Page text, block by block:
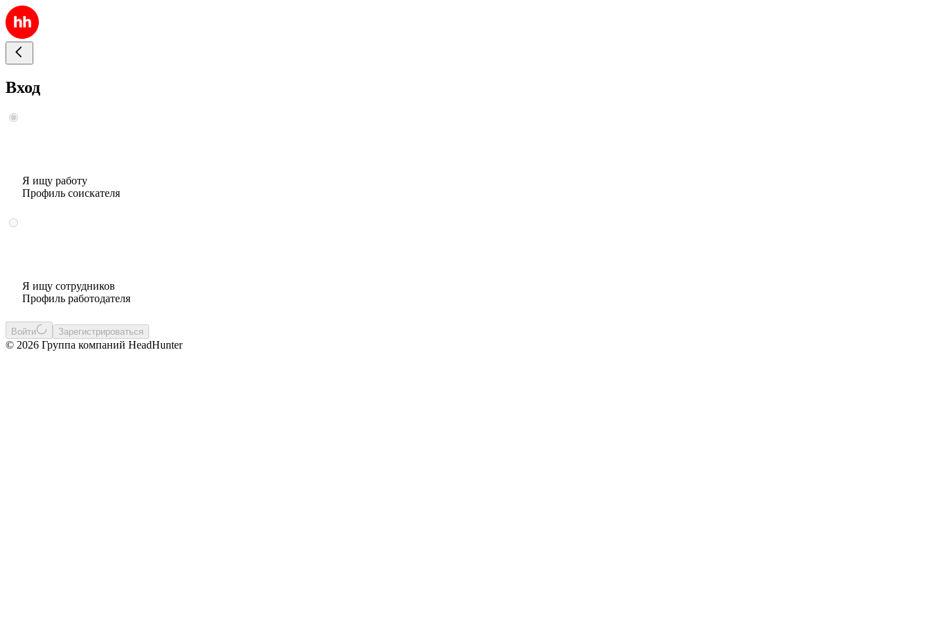
Вход
Я ищу работу
Профиль соискателя
Я ищу сотрудников
Профиль работодателя
Войти Зарегистрироваться
© 2026 Группа компаний HeadHunter